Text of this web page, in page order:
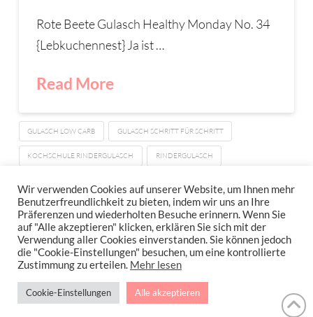
Rote Beete Gulasch Healthy Monday No. 34
{Lebkuchennest} Ja ist …
Read More
GULASCH LOW CARB GULASCH SCHRITT FÜR SCHRITT
KOCHSCHULE RINDERGULASCH RINDERGULASCH
IMPRESSUM
DATENSCHUTZERKLÄRUNG
NEWSLETTER DATENSCHUTZRICHTLINIEN
Gesund Leben, Abnehmen, Zuckerfrei Backen, Reisen & Ausgehen Uvm.
!
Wir verwenden Cookies auf unserer Website, um Ihnen mehr
Benutzerfreundlichkeit zu bieten, indem wir uns an Ihre
Präferenzen und wiederholten Besuche erinnern. Wenn Sie
auf "Alle akzeptieren" klicken, erklären Sie sich mit der
Verwendung aller Cookies einverstanden. Sie können jedoch
die "Cookie-Einstellungen" besuchen, um eine kontrollierte
Zustimmung zu erteilen. Mehr lesen
Cookie-Einstellungen Alle akzeptieren